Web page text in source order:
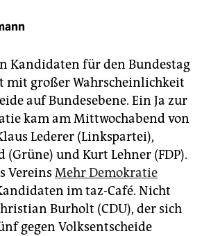
Kandidaten für den Bundestag
mit großer Wahrscheinlichkeit
auf Bundesebene. Ein Ja zur
kam am Mittwochabend von
Lederer (Linkspartei),
(Grüne) und Kurt Lehner (FDP).
Vereins Mehr Demokratie
im taz-Café. Nicht
Burholt (CDU), der sich
gegen Volksentscheide